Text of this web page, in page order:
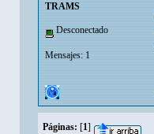
TRAMS
Desconectado
Mensajes: 1
Páginas: [1]